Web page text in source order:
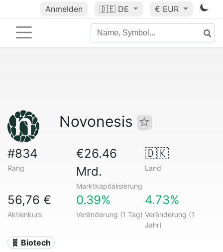
Anmelden 🇩🇪 DE € EUR
Novonesis
#834
Rang
€26.46
Mrd.
Marktkapitalisierung
🇩🇰
Land
56,76 €
Aktienkurs
0.39%
Veränderung (1 Tag)
4.73%
Veränderung (1
Jahr)
🧬 Biotech